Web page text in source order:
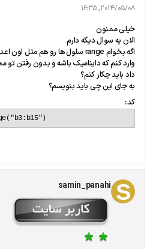
2014/05/08, 16:35
خیلی ممنون
الان یه سوال دیگه دارم
وارد کنم که داینامیک باشه و بدون رفتن
داد باید چکار کنم؟
به جای این چی باید بنویسم؟
کد:
samin_panahi